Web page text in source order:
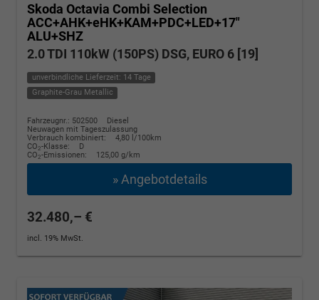
Skoda Octavia Combi Selection
ACC+AHK+eHK+KAM+PDC+LED+17"
ALU+SHZ
2.0 TDI 110kW (150PS) DSG, EURO 6 [19]
unverbindliche Lieferzeit: 14 Tage
Graphite-Grau Metallic
Fahrzeugnr.: 502500
Diesel
Neuwagen mit Tageszulassung
Verbrauch kombiniert:
4,80 l/100km
CO2-Klasse:
D
CO2-Emissionen: 125,00 g/km
» Angebotdetails
32.480,– €
incl. 19% MwSt.